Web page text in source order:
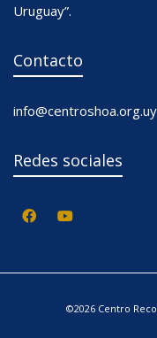
Uruguay”.
Contacto
info@centroshoa.org.uy
Redes sociales
©2026 Centro